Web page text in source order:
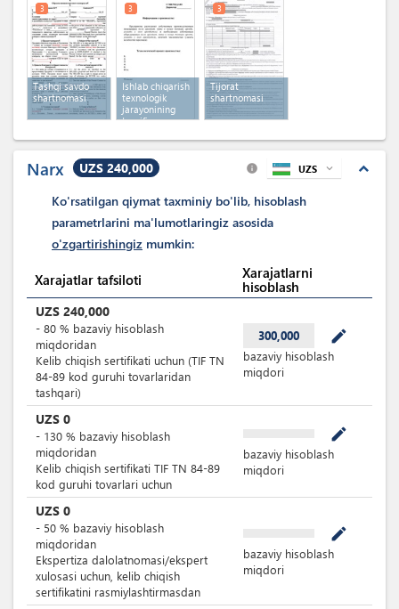
Tashqi savdo
shartnomasi
3
Ishlab chiqarish
texnologik
jarayonining
tavsifi,
uskunalari
haqida
ma'lumot
3
Tijorat
shartnomasi
3
Narx UZS 240,000 expand_less
info UZS expand_more
Ko'rsatilgan qiymat taxminiy bo'lib, hisoblash
parametrlarini ma'lumotlaringiz asosida
o'zgartirishingiz mumkin:
Xarajatlar tafsiloti
Xarajatlarni
hisoblash
UZS 240,000
- 80 % bazaviy hisoblash
miqdoridan
Kelib chiqish sertifikati uchun (TIF TN
84-89 kod guruhi tovarlaridan
tashqari)
300,000 mode_edit
bazaviy hisoblash
miqdori
UZS 0
- 130 % bazaviy hisoblash
miqdoridan
Kelib chiqish sertifikati TIF TN 84-89
kod guruhi tovarlari uchun
mode_edit
bazaviy hisoblash
miqdori
UZS 0
- 50 % bazaviy hisoblash
miqdoridan
Ekspertiza dalolatnomasi/ekspert
xulosasi uchun, kelib chiqish
sertifikatini rasmiylashtirmasdan
mode_edit
bazaviy hisoblash
miqdori